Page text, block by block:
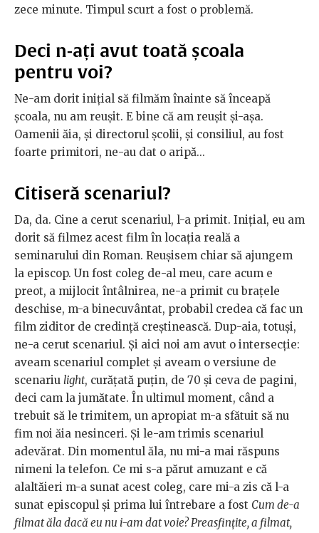
zece minute. Timpul scurt a fost o problemă.
Deci n-ați avut toată școala
pentru voi?
Ne-am dorit inițial să filmăm înainte să înceapă
școala, nu am reușit. E bine că am reușit și-așa.
Oamenii ăia, și directorul școlii, și consiliul, au fost
foarte primitori, ne-au dat o aripă...
Citiseră scenariul?
Da, da. Cine a cerut scenariul, l-a primit. Inițial, eu am
dorit să filmez acest film în locația reală a
seminarului din Roman. Reușisem chiar să ajungem
la episcop. Un fost coleg de-al meu, care acum e
preot, a mijlocit întâlnirea, ne-a primit cu brațele
deschise, m-a binecuvântat, probabil credea că fac un
film ziditor de credință creștinească. Dup-aia, totuși,
ne-a cerut scenariul. Și aici noi am avut o intersecție:
aveam scenariul complet și aveam o versiune de
scenariu light, curățată puțin, de 70 și ceva de pagini,
deci cam la jumătate. În ultimul moment, când a
trebuit să le trimitem, un apropiat m-a sfătuit să nu
fim noi ăia nesinceri. Și le-am trimis scenariul
adevărat. Din momentul ăla, nu mi-a mai răspuns
nimeni la telefon. Ce mi s-a părut amuzant e că
alaltăieri m-a sunat acest coleg, care mi-a zis că l-a
sunat episcopul și prima lui întrebare a fost Cum de-a
filmat ăla dacă eu nu i-am dat voie? Preasfințite, a filmat,